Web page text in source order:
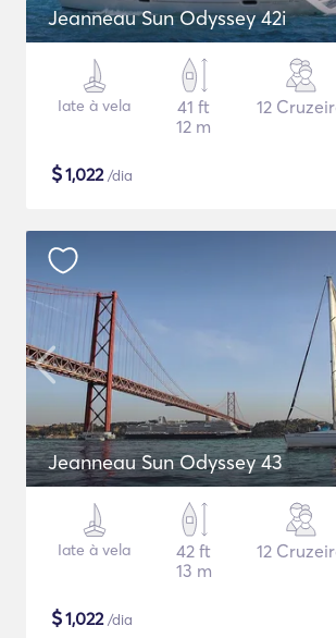
Jeanneau Sun Odyssey 42i
Iate à vela
41 ft
12 m
12
$1,022/dia
Jeanneau Sun Odyssey 43
Iate à vela
42 ft
13 m
12
$1,022/dia